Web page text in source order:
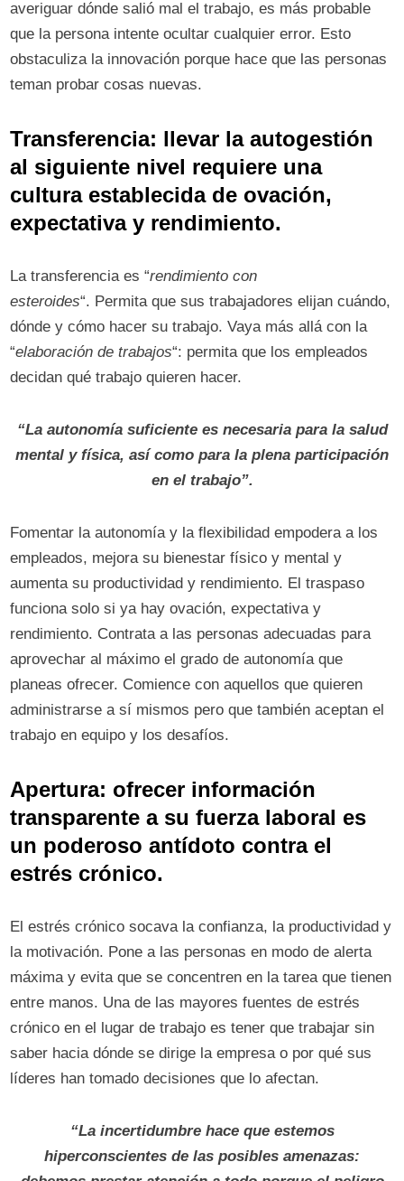
averiguar dónde salió mal el trabajo, es más probable
que la persona intente ocultar cualquier error. Esto
obstaculiza la innovación porque hace que las personas
teman probar cosas nuevas.
Transferencia: llevar la autogestión
al siguiente nivel requiere una
cultura establecida de ovación,
expectativa y rendimiento.
La transferencia es “rendimiento con
esteroides“. Permita que sus trabajadores elijan cuándo,
dónde y cómo hacer su trabajo. Vaya más allá con la
“elaboración de trabajos“: permita que los empleados
decidan qué trabajo quieren hacer.
“La autonomía suficiente es necesaria para la salud
mental y física, así como para la plena participación
en el trabajo”.
Fomentar la autonomía y la flexibilidad empodera a los
empleados, mejora su bienestar físico y mental y
aumenta su productividad y rendimiento. El traspaso
funciona solo si ya hay ovación, expectativa y
rendimiento. Contrata a las personas adecuadas para
aprovechar al máximo el grado de autonomía que
planeas ofrecer. Comience con aquellos que quieren
administrarse a sí mismos pero que también aceptan el
trabajo en equipo y los desafíos.
Apertura: ofrecer información
transparente a su fuerza laboral es
un poderoso antídoto contra el
estrés crónico.
El estrés crónico socava la confianza, la productividad y
la motivación. Pone a las personas en modo de alerta
máxima y evita que se concentren en la tarea que tienen
entre manos. Una de las mayores fuentes de estrés
crónico en el lugar de trabajo es tener que trabajar sin
saber hacia dónde se dirige la empresa o por qué sus
líderes han tomado decisiones que lo afectan.
“La incertidumbre hace que estemos
hiperconscientes de las posibles amenazas: